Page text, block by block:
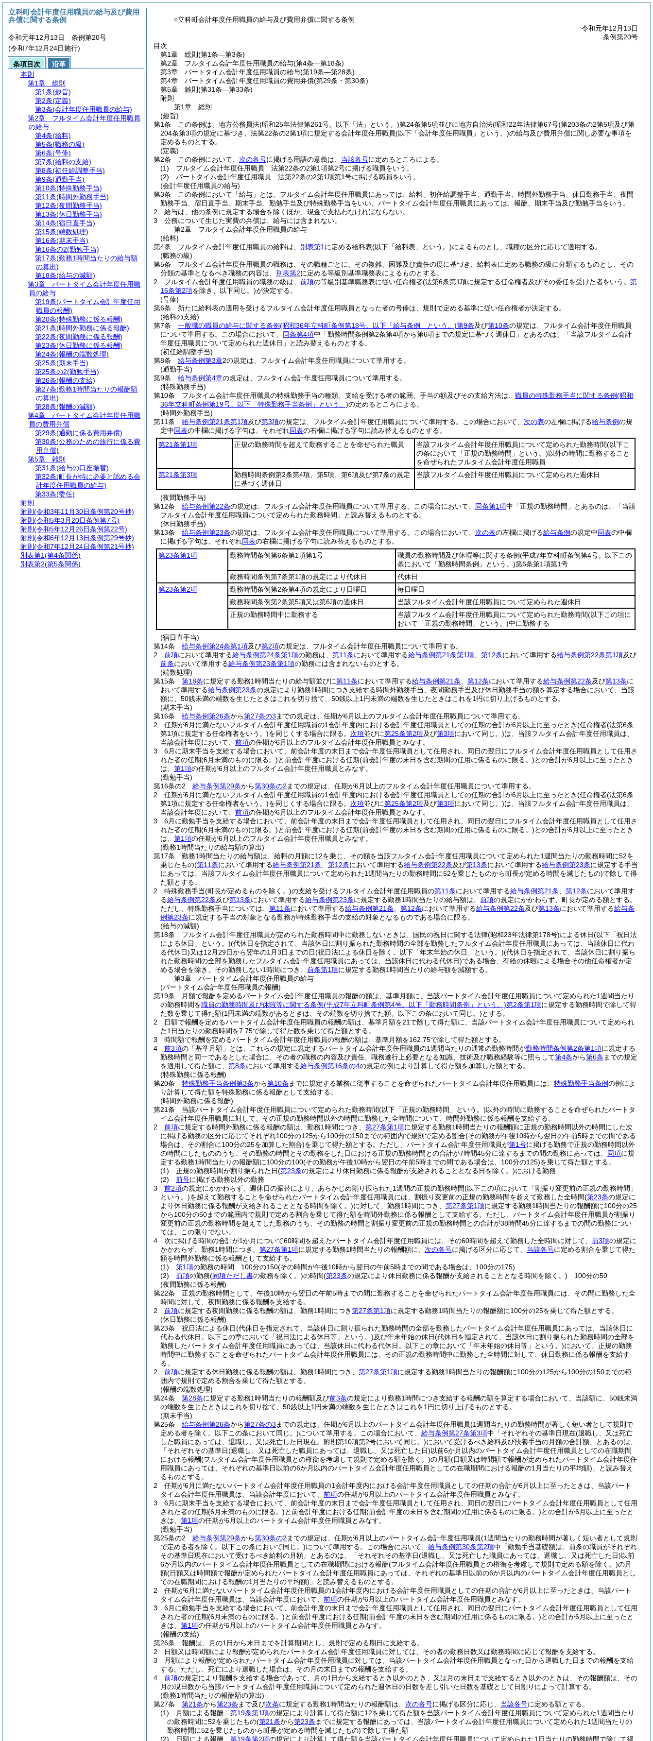
○立科町会計年度任用職員の給与及び費用弁償に関する条例
令和元年12月13日
条例第20号
目次
第1章
総則 (第1条―第3条)
第2章
フルタイム会計年度任用職員の給与(第4条―第18条)
第3章
パートタイム会計年度任用職員の給与(第19条―第28条)
第4章
パートタイム会計年度任用職員の費用弁償(第29条・第30条)
第5章
雑則 (第31条―第33条)
附則
第1章
総則
(趣旨)
第1条
この条例は、地方公務員法(昭和25年法律第261号。以下「法」という。)第24条第5項並びに地方自治法(昭和22年法律第67号)第203条の2第5項及び第
204条第3項の規定に基づき、法第22条の2第1項に規定する会計年度任用職員(以下「会計年度任用職員」という。)の給与及び費用弁償に関し必要な事項を
定めるものとする。
(定義)
第2条
この条例において、 次の各号に掲げる用語の意義は、 当該各号に定めるところによる。
(1)
フルタイム会計年度任用職員 法第22条の2第1項第2号に掲げる職員をいう。
(2)
パートタイム会計年度任用職員 法第22条の2第1項第1号に掲げる職員をいう。
(会計年度任用職員の給与)
第3条
この条例において「給与」とは、フルタイム会計年度任用職員にあっては、給料、初任給調整手当、通勤手当、時間外勤務手当、休日勤務手当、夜間
勤務手当、宿日直手当、期末手当、勤勉手当及び特殊勤務手当をいい、パートタイム会計年度任用職員にあっては、報酬、期末手当及び勤勉手当をいう。
2
給与は、他の条例に規定する場合を除くほか、現金で支払わなければならない。
3
公務について生じた実費の弁償は、給与には含まれない。
第2章
フルタイム会計年度任用職員の給与
(給料)
第4条
フルタイム会計年度任用職員の給料は、 別表第1 に定める給料表(以下「給料表」という。)によるものとし、職種の区分に応じて適用する。
(職務の級)
第5条
フルタイム会計年度任用職員の職務は、その職種ごとに、その複雑、困難及び責任の度に基づき、給料表に定める職務の級に分類するものとし、その
分類の基準となるべき職務の内容は、 別表第2に定める等級別基準職務表によるものとする。
2
フルタイム会計年度任用職員の職務の級は、 前項の等級別基準職務表に従い任命権者(法第6条第1項に規定する任命権者及びその委任を受けた者をいう。 第
16条第2項を除き、以下同じ。)が決定する。
(号俸)
第6条
新たに給料表の適用を受けるフルタイム会計年度任用職員となった者の号俸は、規則で定める基準に従い任命権者が決定する。
(給料の支給)
第7条
一般職の職員の給与に関する条例(昭和36年立科町条例第18号。以下「給与条例」という。)第9条及び第10条の規定は、フルタイム会計年度任用職員
について準用する。
この場合において、 同条第4項中「勤務時間条例第2条第4項から第6項までの規定に基づく週休日」とあるのは、「当該フルタイム会計
年度任用職員について定められた週休日」と読み替えるものとする。
(初任給調整手当)
第8条
給与条例第3章2の規定は、フルタイム会計年度任用職員について準用する。
(通勤手当)
第9条
給与条例第4章の規定は、フルタイム会計年度任用職員について準用する。
(特殊勤務手当)
第10条
フルタイム会計年度任用職員の特殊勤務手当の種類、支給を受ける者の範囲、手当の額及びその支給方法は、 職員の特殊勤務手当に関する条例(昭和
36年立科町条例第19号。以下「特殊勤務手当条例」という。)の定めるところによる。
(時間外勤務手当)
第11条
給与条例第21条第1項及び第3項の規定は、フルタイム会計年度任用職員について準用する。 この場合において、 次の表の左欄に掲げる給与条例の規
定中同表の中欄に掲げる字句は、それぞれ同表の右欄に掲げる字句に読み替えるものとする。
第21条第1項
正規の勤務時間を超えて勤務することを命ぜられた職員 当該フルタイム会計年度任用職員について定められた勤務時間(以下こ
の条において「正規の勤務時間」という。)以外の時間に勤務すること
を命ぜられたフルタイム会計年度任用職員
第21条第3項
勤務時間条例第2条第4項、第5項、第6項及び第7条の規定
に基づく週休日
当該フルタイム会計年度任用職員について定められた週休日
(夜間勤務手当)
第12条
給与条例第22条の規定は、フルタイム会計年度任用職員について準用する。 この場合において、 同条第1項中「正規の勤務時間」とあるのは、「当該
フルタイム会計年度任用職員について定められた勤務時間」と読み替えるものとする。
(休日勤務手当)
第13条
給与条例第23条の規定は、フルタイム会計年度任用職員について準用する。 この場合において、 次の表の左欄に掲げる給与条例の規定中同表の中欄
に掲げる字句は、それぞれ同表の右欄に掲げる字句に読み替えるものとする。
第23条第1項
勤務時間条例第6条第1項第1号 職員の勤務時間及び休暇等に関する条例(平成7年立科町条例第4号。以下この
条において「勤務時間条例」という。)第6条第1項第1号
勤務時間条例第7条第1項の規定により代休日
代休日
第23条第2項
勤務時間条例第2条第4項の規定により日曜日
毎日曜日
勤務時間条例第2条第5項又は第6項の週休日
当該フルタイム会計年度任用職員について定められた週休日
正規の勤務時間中に勤務する
当該フルタイム会計年度任用職員について定められた勤務時間(以下この項に
おいて「正規の勤務時間」という。)中に勤務する
(宿日直手当)
第14条
給与条例第24条第1項及び第2項の規定は、フルタイム会計年度任用職員について準用する。
2
前項において準用する給与条例第24条第1項の勤務は、 第11条において準用する給与条例第21条第1項 第12条において準用する給与条例第22条第1項及び
前条において準用する給与条例第23条第1項の勤務には含まれないものとする。
(端数処理)
第15条
第18条に規定する勤務1時間当たりの給与額並びに第11条において準用する給与条例第21条 第12条において準用する給与条例第22条及び第13条に
おいて準用する給与条例第23条の規定により勤務1時間につき支給する時間外勤務手当、夜間勤務手当及び休日勤務手当の額を算定する場合において、当該
額に、50銭未満の端数を生じたときはこれを切り捨て、50銭以上1円未満の端数を生じたときはこれを1円に切り上げるものとする。
(期末手当)
第16条
給与条例第26条から第27条の3 までの規定は、任期が6月以上のフルタイム会計年度任用職員について準用する。
2
任期が6月に満たないフルタイム会計年度任用職員の1会計年度内における会計年度任用職員としての任期の合計が6月以上に至ったとき(任命権者(法第6条
第1項に規定する任命権者をいう。)を同じくする場合に限る。 次項並びに第25条第2項及び第3項において同じ。)は、当該フルタイム会計年度任用職員は、
当該会計年度において、 前項の任期が6月以上のフルタイム会計年度任用職員とみなす。
3
6月に期末手当を支給する場合において、前会計年度の末日まで会計年度任用職員として任用され、同日の翌日にフルタイム会計年度任用職員として任用さ
れた者の任期(6月未満のものに限る。)と前会計年度における任期(前会計年度の末日を含む期間の任用に係るものに限る。)との合計が6月以上に至ったとき
は、 第1項の任期が6月以上のフルタイム会計年度任用職員とみなす。
(勤勉手当)
第16条の2
給与条例第29条から第30条の2 までの規定は、任期が6月以上のフルタイム会計年度任用職員について準用する。
2
任期が6月に満たないフルタイム会計年度任用職員の1会計年度内における会計年度任用職員としての任期の合計が6月以上に至ったとき(任命権者(法第6条
第1項に規定する任命権者をいう。)を同じくする場合に限る。 次項並びに第25条第2項及び第3項において同じ。)は、当該フルタイム会計年度任用職員は、
当該会計年度において、 前項の任期が6月以上のフルタイム会計年度任用職員とみなす。
3
6月に勤勉手当を支給する場合において、前会計年度の末日まで会計年度任用職員として任用され、同日の翌日にフルタイム会計年度任用職員として任用さ
れた者の任期(6月未満のものに限る。)と前会計年度における任期(前会計年度の末日を含む期間の任用に係るものに限る。)との合計が6月以上に至ったとき
は、 第1項の任期が6月以上のフルタイム会計年度任用職員とみなす。
(勤務1時間当たりの給与額の算出)
第17条
勤務1時間当たりの給与額は、給料の月額に12を乗じ、その額を当該フルタイム会計年度任用職員について定められた1週間当たりの勤務時間に52を
乗じたもの(第11条において準用する給与条例第21条 第12条において準用する給与条例第22条及び第13条において準用する給与条例第23条に規定する手当
にあっては、当該フルタイム会計年度任用職員について定められた1週間当たりの勤務時間に52を乗じたものから町長が定める時間を減じたもの)で除して得
た額とする。
2
特殊勤務手当(町長が定めるものを除く。)の支給を受けるフルタイム会計年度任用職員の第11条において準用する給与条例第21条 第12条において準用す
る給与条例第22条及び第13条において準用する給与条例第23条に規定する勤務1時間当たりの給与額は、 前項の規定にかかわらず、町長が定める額とする。
ただし、特殊勤務手当については、 第11条において準用する給与条例第21条 第12条において準用する給与条例第22条及び第13条において準用する給与条
例第23条に規定する手当の対象となる勤務が特殊勤務手当の支給の対象となるものである場合に限る。
(給与の減額)
第18条
フルタイム会計年度任用職員が定められた勤務時間中に勤務しないときは、国民の祝日に関する法律(昭和23年法律第178号)による休日(以下「祝日法
による休日」という。)(代休日を指定されて、当該休日に割り振られた勤務時間の全部を勤務したフルタイム会計年度任用職員にあっては、当該休日に代わ
る代休日)又は12月29日から翌年の1月3日までの日(祝日法による休日を除く。以下「年末年始の休日」という。)(代休日を指定されて、当該休日に割り振ら
れた勤務時間の全部を勤務したフルタイム会計年度任用職員にあっては、当該休日に代わる代休日)である場合、有給の休暇による場合その他任命権者が定
める場合を除き、その勤務しない1時間につき、 前条第1項に規定する勤務1時間当たりの給与額を減額する。
第3章
パートタイム会計年度任用職員の給与
(パートタイム会計年度任用職員の報酬)
第19条
月額で報酬を定めるパートタイム会計年度任用職員の報酬の額は、基準月額に、当該パートタイム会計年度任用職員について定められた1週間当たり
の勤務時間を職員の勤務時間及び休暇等に関する条例(平成7年立科町条例第4号。以下「勤務時間条例」という。)第2条第1項に規定する勤務時間で除して得
た数を乗じて得た額(1円未満の端数があるときは、その端数を切り捨てた額。以下この条において同じ。)とする。
2
日額で報酬を定めるパートタイム会計年度任用職員の報酬の額は、基準月額を21で除して得た額に、当該パートタイム会計年度任用職員について定められ
た1日当たりの勤務時間を7.75で除して得た数を乗じて得た額とする。
3
時間額で報酬を定めるパートタイム会計年度任用職員の報酬の額は、基準月額を162.75で除して得た額とする。
4
前3項の「基準月額」とは、これらの規定に規定するパートタイム会計年度任用職員の1週間当たりの通常の勤務時間が勤務時間条例第2条第1項に規定する
勤務時間と同一であるとした場合に、その者の職務の内容及び責任、職務遂行上必要となる知識、技術及び職務経験等に照らして第4条から第6条 までの規定
を適用して得た額に、 第8条において準用する給与条例第16条の4の規定の例により計算して得た額を加算した額とする。
(特殊勤務に係る報酬)
第20条
特殊勤務手当条例第3条から第10条 までに規定する業務に従事することを命ぜられたパートタイム会計年度任用職員には、 特殊勤務手当条例の例によ
り計算して得た額を特殊勤務に係る報酬として支給する。
(時間外勤務に係る報酬)
第21条
当該パートタイム会計年度任用職員について定められた勤務時間(以下「正規の勤務時間」という。)以外の時間に勤務することを命ぜられたパートタ
イム会計年度任用職員に対して、その正規の勤務時間以外の時間に勤務した全時間について、時間外勤務に係る報酬を支給する。
2
前項に規定する時間外勤務に係る報酬の額は、勤務1時間につき、 第27条第1項に規定する勤務1時間当たりの報酬額に正規の勤務時間以外の時間にした次
に掲げる勤務の区分に応じてそれぞれ100分の125から100分の150までの範囲内で規則で定める割合(その勤務が午後10時から翌日の午前5時までの間である
場合は、その割合に100分の25を加算した割合)を乗じて得た額とする。 ただし、パートタイム会計年度任用職員が第1号に掲げる勤務で正規の勤務時間以外
の時間にしたもののうち、その勤務の時間とその勤務をした日における正規の勤務時間との合計が7時間45分に達するまでの間の勤務にあっては、 同項に規
定する勤務1時間当たりの報酬額に100分の100(その勤務が午後10時から翌日の午前5時までの間である場合は、100分の125)を乗じて得た額とする。
(1)
正規の勤務時間が割り振られた日(第23条の規定により休日勤務に係る報酬が支給されることとなる日を除く。)における勤務
(2)
前号に掲げる勤務以外の勤務
3
前2項の規定にかかわらず、週休日の振替により、あらかじめ割り振られた1週間の正規の勤務時間(以下この項において「割振り変更前の正規の勤務時間」
という。)を超えて勤務することを命ぜられたパートタイム会計年度任用職員には、割振り変更前の正規の勤務時間を超えて勤務した全時間(第23条の規定に
より休日勤務に係る報酬が支給されることとなる時間を除く。)に対して、勤務1時間につき、 第27条第1項に規定する勤務1時間当たりの報酬額に100分の25
から100分の50までの範囲内で規則で定める割合を乗じて得た額を時間外勤務に係る報酬として支給する。 ただし、パートタイム会計年度任用職員が割振り
変更前の正規の勤務時間を超えてした勤務のうち、その勤務の時間と割振り変更前の正規の勤務時間との合計が38時間45分に達するまでの間の勤務につい
ては、この限りでない。
4
次に掲げる時間の合計が1か月について60時間を超えたパートタイム会計年度任用職員には、その60時間を超えて勤務した全時間に対して、 前3項の規定に
かかわらず、勤務1時間につき、 第27条第1項に規定する勤務1時間当たりの報酬額に、 次の各号に掲げる区分に応じて、 当該各号に定める割合を乗じて得た
額を時間外勤務に係る報酬として支給する。
(1)
第1項の勤務の時間 100分の150(その時間が午後10時から翌日の午前5時までの間である場合は、100分の175)
(2)
前項の勤務(同項ただし書の勤務を除く。)の時間(第23条の規定により休日勤務に係る報酬が支給されることとなる時間を除く。) 100分の50
(夜間勤務に係る報酬)
第22条
正規の勤務時間として、午後10時から翌日の午前5時までの間に勤務することを命ぜられたパートタイム会計年度任用職員には、その間に勤務した全
時間に対して、夜間勤務に係る報酬を支給する。
2
前項に規定する夜間勤務に係る報酬の額は、勤務1時間につき第27条第1項に規定する勤務1時間当たりの報酬額に100分の25を乗じて得た額とする。
(休日勤務に係る報酬)
第23条
祝日法による休日(代休日を指定されて、当該休日に割り振られた勤務時間の全部を勤務したパートタイム会計年度任用職員にあっては、当該休日に
代わる代休日。以下この章において「祝日法による休日等」という。)及び年末年始の休日(代休日を指定されて、当該休日に割り振られた勤務時間の全部を
勤務したパートタイム会計年度任用職員にあっては、当該休日に代わる代休日。以下この章において「年末年始の休日等」という。)において、正規の勤務
時間中に勤務することを命ぜられたパートタイム会計年度任用職員には、その正規の勤務時間中に勤務した全時間に対して、休日勤務に係る報酬を支給す
る。
2
前項に規定する休日勤務に係る報酬の額は、勤務1時間につき、 第27条第1項に規定する勤務1時間当たりの報酬額に100分の125から100分の150までの範
囲内で規則で定める割合を乗じて得た額とする。
(報酬の端数処理)
第24条
第28条に規定する勤務1時間当たりの報酬額及び前3条の規定により勤務1時間につき支給する報酬の額を算定する場合において、当該額に、50銭未満
の端数を生じたときはこれを切り捨て、50銭以上1円未満の端数を生じたときはこれを1円に切り上げるものとする。
(期末手当)
第25条
給与条例第26条から第27条の3 までの規定は、任期が6月以上のパートタイム会計年度任用職員(1週間当たりの勤務時間が著しく短い者として規則で
定める者を除く。以下この条において同じ。)について準用する。 この場合において、 給与条例第27条第3項中「それぞれその基準日現在(退職し、又は死亡
した職員にあっては、退職し、又は死亡した日現在。附則第10項第2号において同じ。)において受けるべき給料及び扶養手当の月額の合計額」とあるのは、
「それぞれその基準日(退職し、又は死亡した職員にあっては、退職し、又は死亡した日)以前6か月以内のパートタイム会計年度任用職員としての在職期間
における報酬(フルタイム会計年度任用職員との権衡を考慮して規則で定める額を除く。)の月額(日額又は時間額で報酬が定められたパートタイム会計年度任
用職員にあっては、それぞれの基準日以前の6か月以内のパートタイム会計年度任用職員としての在職期間における報酬の1月当たりの平均額) 」と読み替え
るものとする。
2
任期が6月に満たないパートタイム会計年度任用職員の1会計年度内における会計年度任用職員としての任期の合計が6月以上に至ったときは、当該パート
タイム会計年度任用職員は、当該会計年度において、 前項の任期が6月以上のパートタイム会計年度任用職員とみなす。
3
6月に期末手当を支給する場合において、前会計年度の末日まで会計年度任用職員として任用され、同日の翌日にパートタイム会計年度任用職員として任用
された者の任期(6月未満のものに限る。)と前会計年度における任期(前会計年度の末日を含む期間の任用に係るものに限る。)との合計が6月以上に至ったと
きは、 第1項の任期が6月以上のパートタイム会計年度任用職員とみなす。
(勤勉手当)
第25条の2
給与条例第29条から第30条の2 までの規定は、任期が6月以上のパートタイム会計年度任用職員(1週間当たりの勤務時間が著しく短い者として規則
で定める者を除く。以下この条において同じ。)について準用する。 この場合において、 給与条例第30条第2項中「勤勉手当基礎額は、前条の職員がそれぞれ
その基準日現在において受けるべき給料の月額」とあるのは、「それぞれその基準日(退職し、又は死亡した職員にあっては、退職し、又は死亡した日)以前
6か月以内のパートタイム会計年度任用職員としての在職期間における報酬(フルタイム会計年度任用職員との権衡を考慮して規則で定める額を除く。)の月
額(日額又は時間額で報酬が定められたパートタイム会計年度任用職員にあっては、それぞれの基準日以前の6か月以内のパートタイム会計年度任用職員とし
ての在職期間における報酬の1月当たりの平均額) 」と読み替えるものとする。
2
任期が6月に満たないパートタイム会計年度任用職員の1会計年度内における会計年度任用職員としての任期の合計が6月以上に至ったときは、当該パート
タイム会計年度任用職員は、当該会計年度において、 前項の任期が6月以上のパートタイム会計年度任用職員とみなす。
3
6月に勤勉手当を支給する場合において、前会計年度の末日まで会計年度任用職員として任用され、同日の翌日にパートタイム会計年度任用職員として任用
された者の任期(6月未満のものに限る。)と前会計年度における任期(前会計年度の末日を含む期間の任用に係るものに限る。)との合計が6月以上に至ったと
きは、 第1項の任期が6月以上のパートタイム会計年度任用職員とみなす。
(報酬の支給)
第26条
報酬は、月の1日から末日までを計算期間とし、規則で定める期日に支給する。
2
日額又は時間額により報酬が定められたパートタイム会計年度任用職員に対しては、その者の勤務日数又は勤務時間に応じて報酬を支給する。
3
月額により報酬が定められたパートタイム会計年度任用職員に対しては、当該パートタイム会計年度任用職員となった日から退職した日までの報酬を支給
する。 ただし、死亡により退職した場合は、その月の末日までの報酬を支給する。
4
前項の規定により報酬を支給する場合であって、月の1日から支給するとき以外のとき、又は月の末日まで支給するとき以外のときは、その報酬額は、その
月の現日数から当該パートタイム会計年度任用職員について定められた週休日の日数を差し引いた日数を基礎として日割りによって計算する。
(勤務1時間当たりの報酬額の算出)
第27条
第21条から第23条 まで及び次条に規定する勤務1時間当たりの報酬額は、 次の各号に掲げる区分に応じ、 当該各号に定める額とする。
(1)
月額による報酬 第19条第1項の規定により計算して得た額に12を乗じて得た額を当該パートタイム会計年度任用職員について定められた1週間当たり
の勤務時間に52を乗じたもの(第21条から第23条 までに規定する報酬にあっては、当該パートタイム会計年度任用職員について定められた1週間当たりの
勤務時間に52を乗じたものから町長が定める時間を減じたもの)で除して得た額
(2)
日額による報酬 第19条第2項の規定により計算して得た額を当該パートタイム会計年度任用職員について定められた1日当たりの勤務時間で除して得
立科町会計年度任用職員の給与及び費用
弁償に関する条例
令和元年12月13日 条例第20号
(令和7年12月24日施行)
条項目次
沿革
本則
第1章
総則
第1条(趣旨)
第2条(定義)
第3条(会計年度任用職員の給与)
第2章
フルタイム会計年度任用職員
の給与
第4条(給料)
第5条(職務の級)
第6条(号俸)
第7条(給料の支給)
第8条(初任給調整手当)
第9条(通勤手当)
第10条(特殊勤務手当)
第11条(時間外勤務手当)
第12条(夜間勤務手当)
第13条(休日勤務手当)
第14条(宿日直手当)
第15条(端数処理)
第16条(期末手当)
第16条の2(勤勉手当)
第17条(勤務1時間当たりの給与額
の算出)
第18条(給与の減額)
第3章
パートタイム会計年度任用職
員の給与
第19条(パートタイム会計年度任用
職員の報酬)
第20条(特殊勤務に係る報酬)
第21条(時間外勤務に係る報酬)
第22条(夜間勤務に係る報酬)
第23条(休日勤務に係る報酬)
第24条(報酬の端数処理)
第25条(期末手当)
第25条の2(勤勉手当)
第26条(報酬の支給)
第27条(勤務1時間当たりの報酬額
の算出)
第28条(報酬の減額)
第4章
パートタイム会計年度任用職
員の費用弁償
第29条(通勤に係る費用弁償)
第30条(公務のための旅行に係る費
用弁償)
第5章
雑則
第31条(給与の口座振替)
第32条(町長が特に必要と認める会
計年度任用職員の給与)
第33条(委任)
附則
附則 (令和3年11月30日条例第20号抄)
附則 (令和5年3月20日条例第7号)
附則 (令和5年12月26日条例第22号)
附則 (令和6年12月13日条例第29号抄)
附則 (令和7年12月24日条例第21号抄)
別表第1(第4条関係)
別表第2(第5条関係)